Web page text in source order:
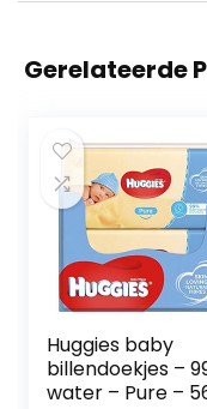
Gerelateerde
Huggies baby
billendoekjes –
water – Pure –